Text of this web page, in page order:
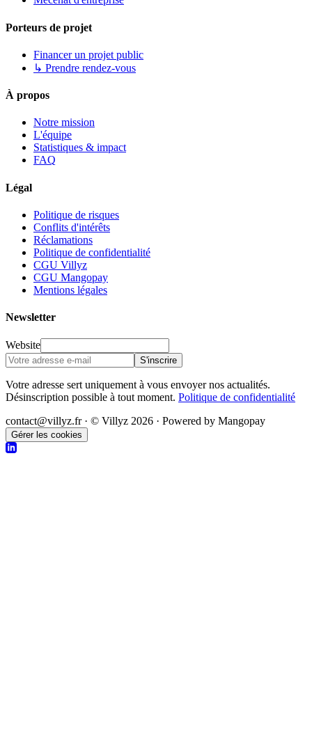
Porteurs de projet
Financer un projet public
↳ Prendre rendez-vous
À propos
Notre mission
L'équipe
Statistiques & impact
FAQ
Légal
Politique de risques
Conflits d'intérêts
Réclamations
Politique de confidentialité
CGU Villyz
CGU Mangopay
Mentions légales
Newsletter
Website
S'inscrire
Votre adresse sert uniquement à vous envoyer nos actualités.
Désinscription possible à tout moment. Politique de confidentialité
contact@villyz.fr · © Villyz 2026 · Powered by Mangopay
Gérer les cookies